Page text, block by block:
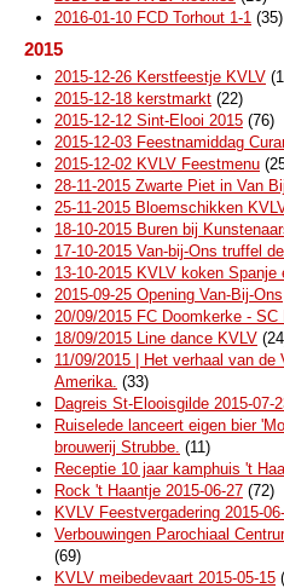
2016-01-10 FCD Torhout 1-1 (35)
2015
2015-12-26 Kerstfeestje KVLV
2015-12-18 kerstmarkt (22)
2015-12-12 Sint-Elooi 2015 (76)
2015-12-03 Feestnamiddag
2015-12-02 KVLV Feestmenu
28-11-2015 Zwarte Piet in Van
25-11-2015 Bloemschikken
18-10-2015 Buren bij
17-10-2015 Van-bij-Ons truffel
13-10-2015 KVLV koken Spanje
2015-09-25 Opening Van-Bij-Ons
20/09/2015 FC Doomkerke - SC
18/09/2015 Line dance KVLV
11/09/2015 | Het verhaal van
Amerika. (33)
Dagreis St-Elooisgilde 2015-07-
Ruiselede lanceert eigen bier
brouwerij Strubbe. (11)
Receptie 10 jaar kamphuis 't
Rock 't Haantje 2015-06-27 (72)
KVLV Feestvergadering 2015-
Verbouwingen Parochiaal
(69)
KVLV meibedevaart 2015-05-15